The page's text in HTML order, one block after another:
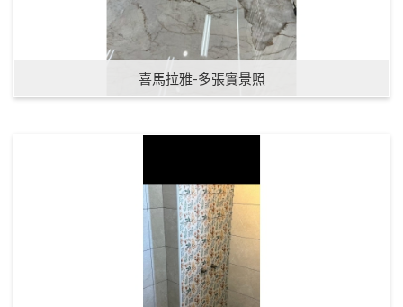
喜馬拉雅-多張實景照